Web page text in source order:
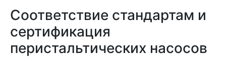
Соответствие стандартам и
сертификация
перистальтических насосов